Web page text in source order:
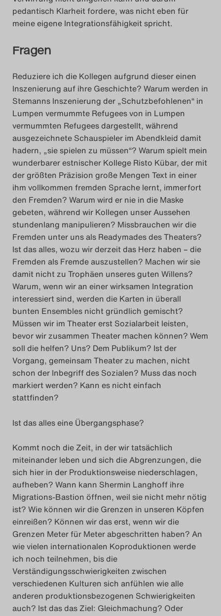
pedantisch Klarheit fordere, was nicht eben für
meine eigene Integrationsfähigkeit spricht.
Fragen
Reduziere ich die Kollegen aufgrund dieser einen
Inszenierung auf ihre Geschichte? Warum werden in
Stemanns Inszenierung der „Schutzbefohlenen“ in
Lumpen vermummte Refugees von in Lumpen
vermummten Refugees dargestellt, während
ausgezeichnete Schauspieler im Abendkleid damit
hadern, „sie spielen zu müssen“? Warum spielt mein
wunderbarer estnischer Kollege Risto Kübar, der mit
der größten Präzision große Mengen Text in einer
ihm vollkommen fremden Sprache lernt, immerfort
den Fremden? Warum wird er nie in die Maske
gebeten, während wir Kollegen unser Aussehen
stundenlang manipulieren? Missbrauchen wir die
Fremden unter uns als Readymades des Theaters?
Ist das alles, wozu wir derzeit das Herz haben – die
Fremden als Fremde auszustellen? Machen wir sie
damit nicht zu Trophäen unseres guten Willens?
Warum, wenn wir an einer wirksamen Integration
interessiert sind, werden die Karten in überall
bunten Ensembles nicht gründlich gemischt?
Müssen wir im Theater erst Sozialarbeit leisten,
bevor wir zusammen Theater machen können? Wem
soll die helfen? Uns? Dem Publikum? Ist der
Vorgang, gemeinsam Theater zu machen, nicht
schon der Inbegriff des Sozialen? Muss das noch
markiert werden? Kann es nicht einfach
stattfinden?
Ist das alles eine Übergangsphase?
Kommt noch die Zeit, in der wir tatsächlich
miteinander leben und sich die Abgrenzungen, die
sich hier in der Produktionsweise niederschlagen,
aufheben? Wann kann Shermin Langhoff ihre
Migrations-Bastion öffnen, weil sie nicht mehr nötig
ist? Wie können wir die Grenzen in unseren Köpfen
einreißen? Können wir das erst, wenn wir die
Grenzen Meter für Meter abgeschritten haben? An
wie vielen internationalen Koproduktionen werde
ich noch teilnehmen, bis die
Verständigungsschwierigkeiten zwischen
verschiedenen Kulturen sich anfühlen wie alle
anderen produktionsbezogenen Schwierigkeiten
auch? Ist das das Ziel: Gleichmachung? Oder